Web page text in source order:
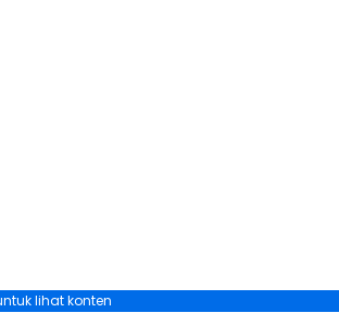
lihat konten